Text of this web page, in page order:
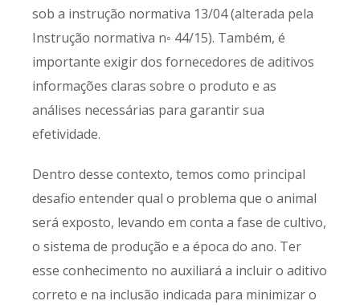
sob a instrução normativa 13/04 (alterada pela
Instrução normativa n◦ 44/15). Também, é
importante exigir dos fornecedores de aditivos
informações claras sobre o produto e as
análises necessárias para garantir sua
efetividade.
Dentro desse contexto, temos como principal
desafio entender qual o problema que o animal
será exposto, levando em conta a fase de cultivo,
o sistema de produção e a época do ano. Ter
esse conhecimento no auxiliará a incluir o aditivo
correto e na inclusão indicada para minimizar o